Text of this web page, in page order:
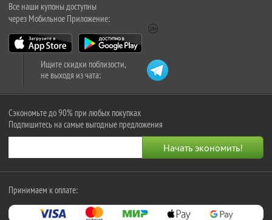
Все наши купоны доступны
через Мобильное Приложение:
Ищите скидки поблизости,
не выходя из чата:
Сэкономьте до 90% при любых покупках
Подпишитесь на самые выгодные предложения
Принимаем к оплате: